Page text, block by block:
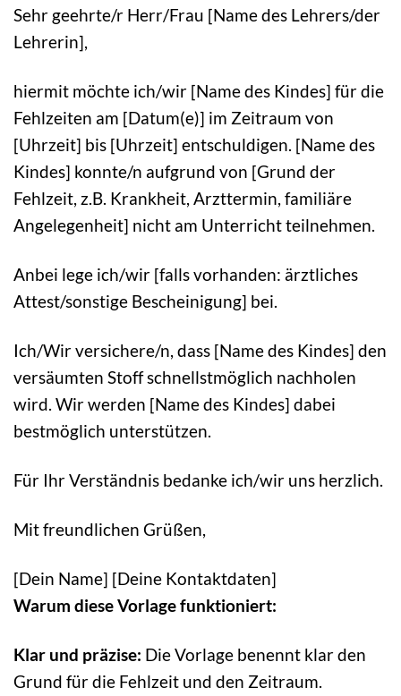
Sehr geehrte/r Herr/Frau [Name des Lehrers/der
Lehrerin],
hiermit möchte ich/wir [Name des Kindes] für die
Fehlzeiten am [Datum(e)] im Zeitraum von
[Uhrzeit] bis [Uhrzeit] entschuldigen. [Name des
Kindes] konnte/n aufgrund von [Grund der
Fehlzeit, z.B. Krankheit, Arzttermin, familiäre
Angelegenheit] nicht am Unterricht teilnehmen.
Anbei lege ich/wir [falls vorhanden: ärztliches
Attest/sonstige Bescheinigung] bei.
Ich/Wir versichere/n, dass [Name des Kindes] den
versäumten Stoff schnellstmöglich nachholen
wird. Wir werden [Name des Kindes] dabei
bestmöglich unterstützen.
Für Ihr Verständnis bedanke ich/wir uns herzlich.
Mit freundlichen Grüßen,
[Dein Name] [Deine Kontaktdaten]
Warum diese Vorlage funktioniert:
Klar und präzise: Die Vorlage benennt klar den
Grund für die Fehlzeit und den Zeitraum.